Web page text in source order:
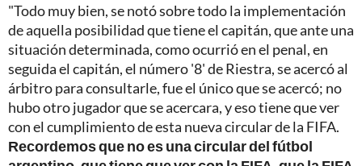
"Todo muy bien, se notó sobre todo la implementación
de aquella posibilidad que tiene el capitán, que ante una
situación determinada, como ocurrió en el penal, en
seguida el capitán, el número '8' de Riestra, se acercó al
árbitro para consultarle, fue el único que se acercó; no
hubo otro jugador que se acercara, y eso tiene que ver
con el cumplimiento de esta nueva circular de la FIFA.
Recordemos que no es una circular del fútbol